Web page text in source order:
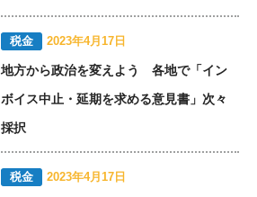
税金 2023年4月17日
地方から政治を変えよう 各地で「イン
ボイス中止・延期を求める意見書」次々
採択
税金 2023年4月17日